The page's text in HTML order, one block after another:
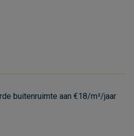
buitenruimte aan €18/m²/jaar